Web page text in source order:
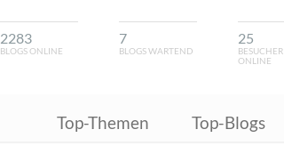
2283
BLOGS ONLINE
7
BLOGS WARTEND
25
BESUCHER
ONLINE
Top-Themen Top-Blogs